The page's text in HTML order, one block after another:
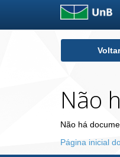
Voltar
Não
Não há
Página inicial